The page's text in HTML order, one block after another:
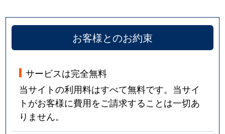
お客様とのお約束
サービスは完全無料
当サイトの利用料はすべて無料です。当サイ
トがお客様に費用をご請求することは一切あ
りません。